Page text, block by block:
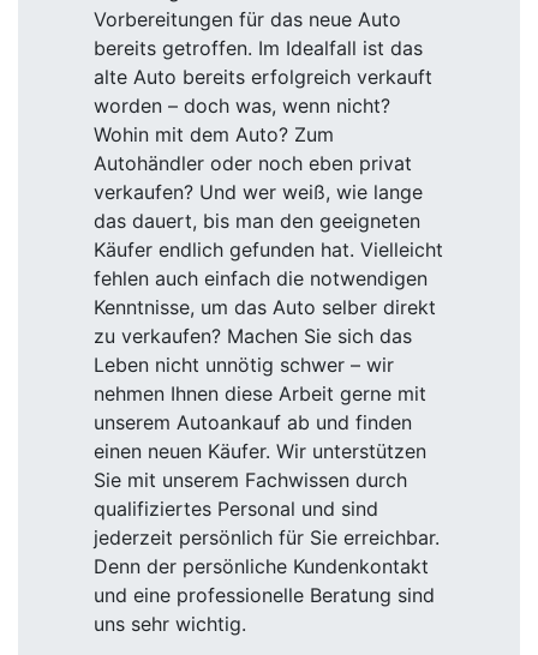
Vorbereitungen für das neue Auto
bereits getroffen. Im Idealfall ist das
alte Auto bereits erfolgreich verkauft
worden – doch was, wenn nicht?
Wohin mit dem Auto? Zum
Autohändler oder noch eben privat
verkaufen? Und wer weiß, wie lange
das dauert, bis man den geeigneten
Käufer endlich gefunden hat. Vielleicht
fehlen auch einfach die notwendigen
Kenntnisse, um das Auto selber direkt
zu verkaufen? Machen Sie sich das
Leben nicht unnötig schwer – wir
nehmen Ihnen diese Arbeit gerne mit
unserem Autoankauf ab und finden
einen neuen Käufer. Wir unterstützen
Sie mit unserem Fachwissen durch
qualifiziertes Personal und sind
jederzeit persönlich für Sie erreichbar.
Denn der persönliche Kundenkontakt
und eine professionelle Beratung sind
uns sehr wichtig.